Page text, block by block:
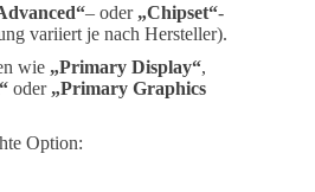
– oder „Chipset“-
variiert je nach Hersteller).
wie „Primary Display“,
oder „Primary Graphics
Option: